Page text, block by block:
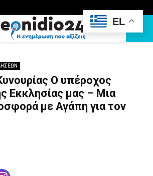
Ο υπέροχος
Εκκλησίας μας – Μια
με Αγάπη για τον
EL